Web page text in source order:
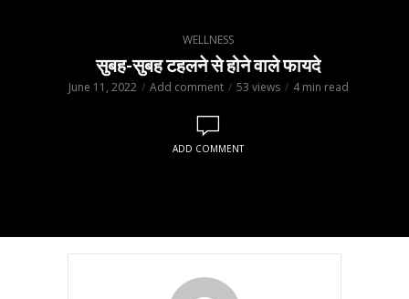
WELLNESS
सुबह-सुबह टहलने से होने वाले फायदे
June 11, 2022 Add comment 53 views 4 min read
ADD COMMENT